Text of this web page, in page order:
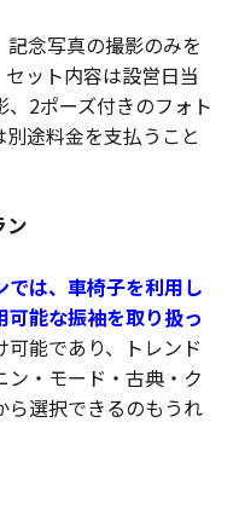
念写真の撮影のみを
ット内容は設営日当
2ポーズ付きのフォト
途料金を支払うこと
ン
では、車椅子を利用し
能な振袖を取り扱っ
能であり、トレンド
・モード・古典・ク
ら選択できるのもうれ